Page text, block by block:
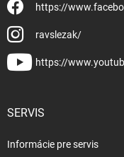
https://
ravslezak/
https://
SERVIS
Informácie pre servis